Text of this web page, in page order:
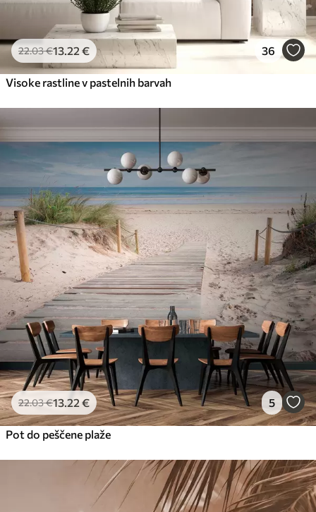
22.03€13 .22 € 36
Visoke rastline v pastelnih barvah
22.03€13 .22 € 5
Pot do peščene plaže